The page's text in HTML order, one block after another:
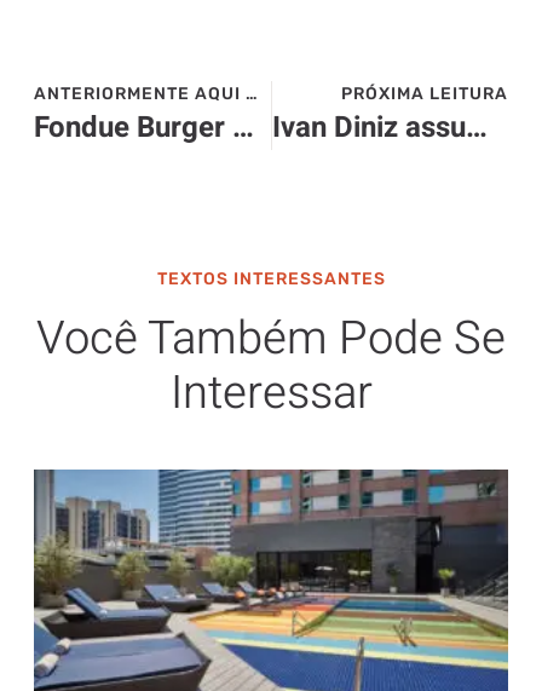
ANTERIORMENTE AQUI NO SITE>>>
Fondue Burger – Let’s Eat
PRÓXIMA LEITURA
Ivan Diniz assume a gerência do Hotel SPA Igaratá
TEXTOS INTERESSANTES
Você Também Pode Se
Interessar